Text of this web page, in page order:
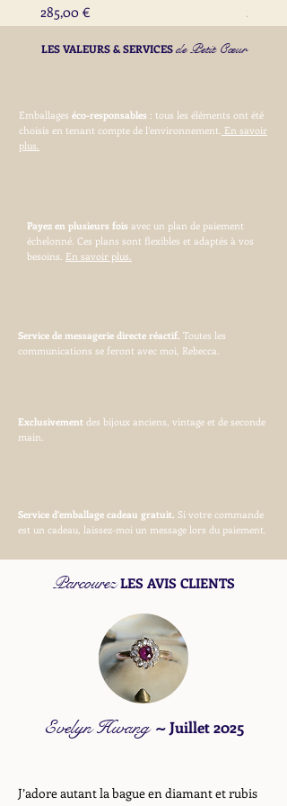
Prix
285,00 €
LES VALEURS & SERVICESde Petit Cœur
Emballages éco-responsables : tous les éléments ont été
choisis en tenant compte de l’environnement. En savoir
plus.
Payez en plusieurs fois avec un plan de paiement
échelonné. Ces plans sont flexibles et adaptés à vos
besoins. En savoir plus.
Service de messagerie directe réactif. Toutes les
communications se feront avec moi, Rebecca.
Exclusivement des bijoux anciens, vintage et de seconde
main.
Service d’emballage cadeau gratuit. Si votre commande
est un cadeau, laissez-moi un message lors du paiement.
Parcourez LES AVIS CLIENTS
Evelyn Hwang ~Juillet 2025
J’adore autant la bague en diamant et rubis